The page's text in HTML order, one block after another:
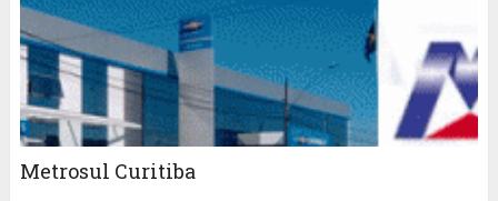
Metrosul Curitiba